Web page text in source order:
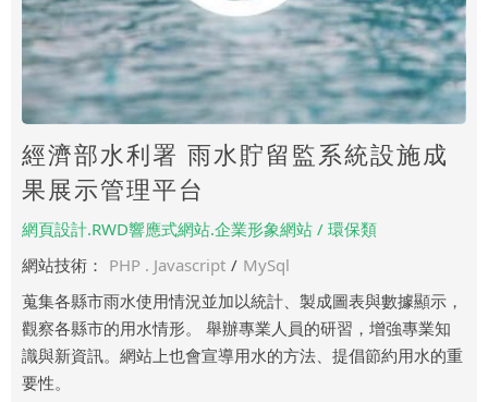
經濟部水利署 雨水貯留監系統設施成
果展示管理平台
網頁設計.RWD響應式網站.企業形象網站 / 環保類
網站技術： PHP . Javascript / MySql
蒐集各縣市雨水使用情況並加以統計、製成圖表與數據顯示，
觀察各縣市的用水情形。 舉辦專業人員的研習，增強專業知
識與新資訊。網站上也會宣導用水的方法、提倡節約用水的重
要性。